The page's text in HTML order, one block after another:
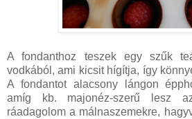
A fondanthoz teszek egy szűk
vodkából, ami kicsit hígítja, így
A fondantot alacsony lángon
amíg kb. majonéz-szerű lesz
ráadagolom a málnaszemekre,